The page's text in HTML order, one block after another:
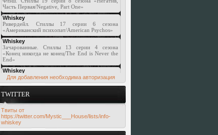
Для добавления необходима авторизация
TWITTER
Твиты от
https://twitter.com/Mystic___House/lists/info-
whiskey